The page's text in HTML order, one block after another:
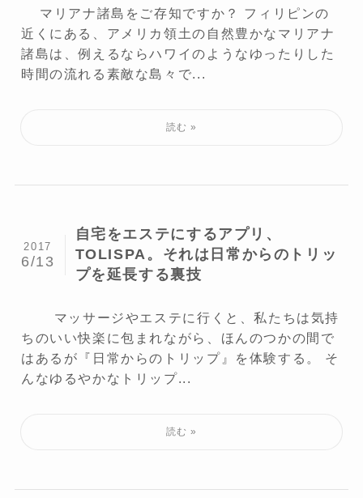
マリアナ諸島をご存知ですか？ フィリピンの
近くにある、アメリカ領土の自然豊かなマリアナ
諸島は、例えるならハワイのようなゆったりした
時間の流れる素敵な島々で...
自宅をエステにするアプリ、
TOLISPA。それは日常からのトリッ
プを延長する裏技
2017
6/13
マッサージやエステに行くと、私たちは気持
ちのいい快楽に包まれながら、ほんのつかの間で
はあるが『日常からのトリップ』を体験する。 そ
んなゆるやかなトリップ...